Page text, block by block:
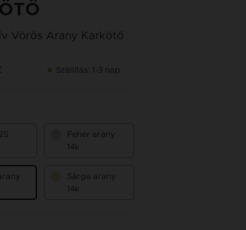
Vörös Arany Karkötő
Szállítás: 1-3 nap
Fehér arany
14k
Sárga arany
14k